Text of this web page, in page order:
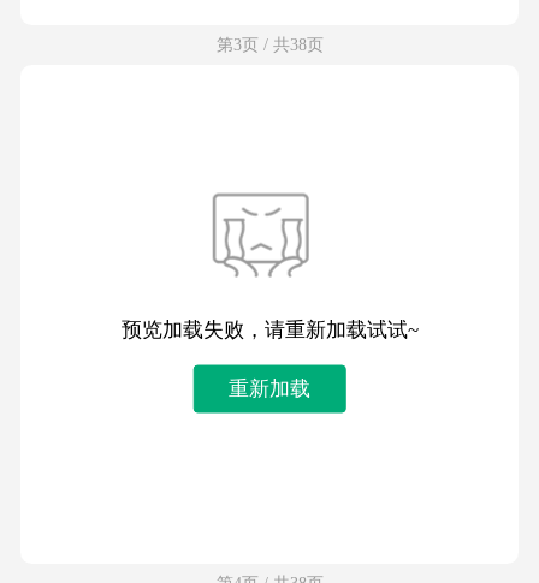
第3页 / 共38页
预览加载失败，请重新加载试试~
重新加载